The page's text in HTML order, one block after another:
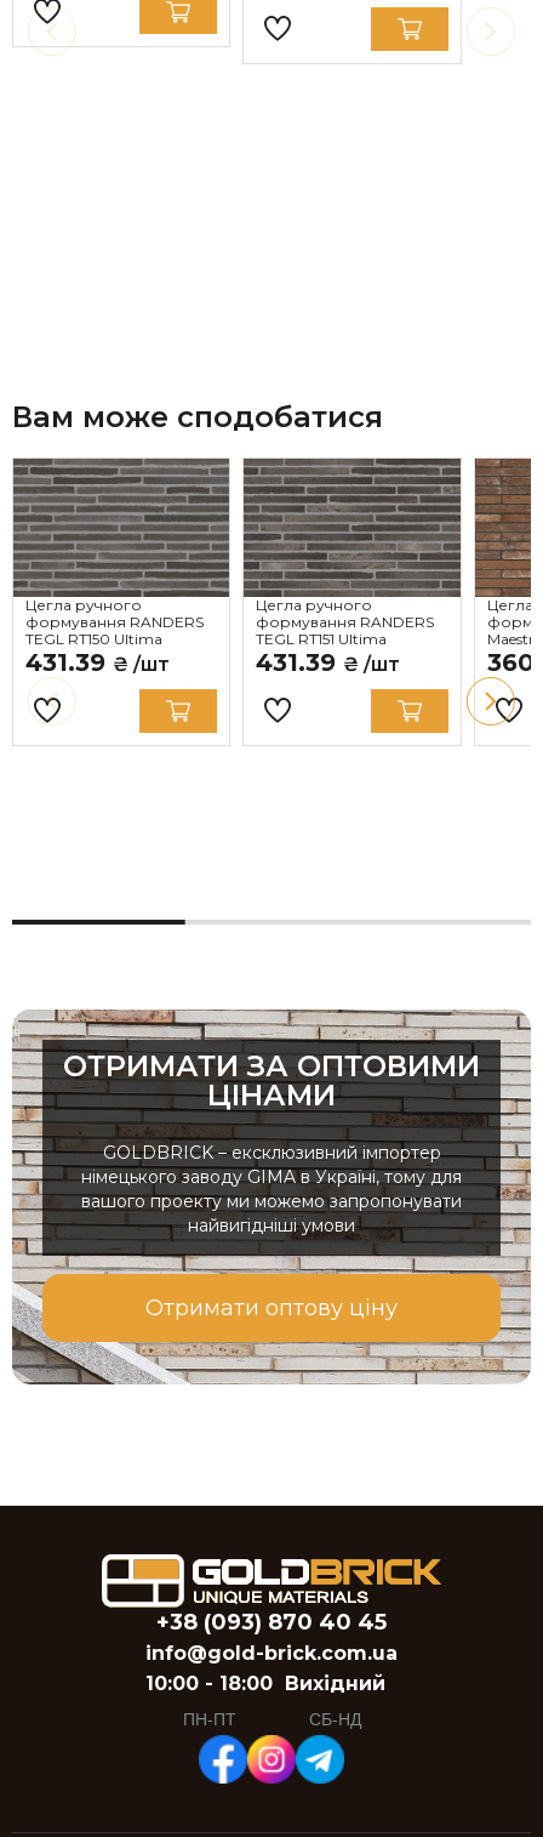
Вам може сподобатися
Цегла ручного
формування RANDERS
TEGL RT150 Ultima
431.39 ₴ /шт
Цегла ручного
формування RANDERS
TEGL RT151 Ultima
431.39 ₴ /шт
Цегла
Maestra
ОТРИМАТИ ЗА ОПТОВИМИ
ЦІНАМИ
GOLDBRICK – ексклюзивний імпортер
німецького заводу GIMA в Україні, тому для
вашого проекту ми можемо запропонувати
найвигідніші умови
Отримати оптову ціну
+38 (093) 870 40 45
info@gold-brick.com.ua
10:00 - 18:00
ПН-ПТ
Вихідний
СБ-НД